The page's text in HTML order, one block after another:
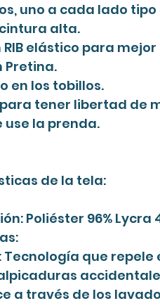
uno a cada lado
alta.
RIB elástico para
Pretina.
en los tobillos.
tener libertad de
use la prenda.
de la tela:
Poliéster 96% Lycra
que repele
a través de los